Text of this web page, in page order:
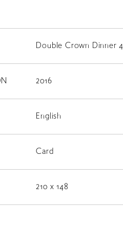
Double Crown Dinner
2016
English
Card
210 x 148